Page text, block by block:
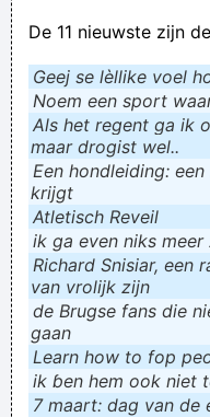
De 11 nieuwste zijn
Geej se lèllike voel
Noem een sport
Als het regent ga ik
maar drogist wel..
Een hondleiding:
krijgt
Atletisch Reveil
ik ga even niks
Richard Snisiar, een
van vrolijk zijn
de Brugse fans die
gaan
Learn how to fop
ik ɓen hem ook niet
7 maart: dag van de